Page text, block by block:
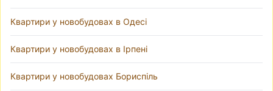
Квартири у новобудовах в Одесі
Квартири у новобудовах в Ірпені
Квартири у новобудовах Бориспіль